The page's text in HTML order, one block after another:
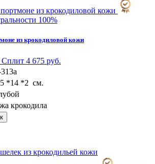
100%
из крокодиловой кожи
Сплит 4 675 руб.
*14 *2 см.
крокодила